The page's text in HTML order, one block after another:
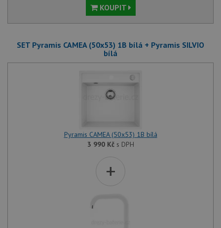
KOUPIT
SET Pyramis CAMEA (50x53) 1B bílá + Pyramis SILVIO
bílá
Pyramis CAMEA (50x53) 1B bílá
3 990 Kčs DPH
+